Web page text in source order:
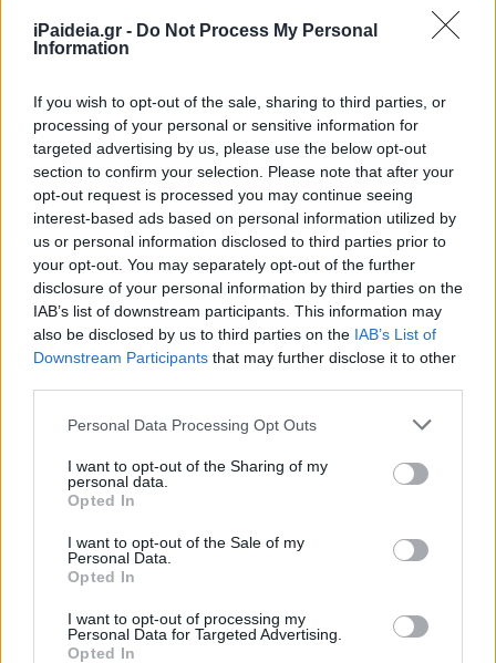
iPaideia.gr - Do Not Process My Personal
Information
If you wish to opt-out of the sale, sharing to third parties, or
processing of your personal or sensitive information for
targeted advertising by us, please use the below opt-out
section to confirm your selection. Please note that after your
opt-out request is processed you may continue seeing
interest-based ads based on personal information utilized by
us or personal information disclosed to third parties prior to
your opt-out. You may separately opt-out of the further
disclosure of your personal information by third parties on the
IAB’s list of downstream participants. This information may
also be disclosed by us to third parties on the IAB’s List of
Downstream Participants that may further disclose it to other
Please note that this website/app uses one or more Google
not limited to your visit or usage behaviour. You may click to
grant or deny consent to Google and its third-party tags to
use your data for below specified purposes in below Google
consent section.
Personal Data Processing Opt Outs
I want to opt-out of the Sharing of my
personal data.
Opted In
I want to opt-out of the Sale of my
Personal Data.
Opted In
I want to opt-out of processing my
Personal Data for Targeted Advertising.
Opted In
Κοινωνία Της Πληροφορίας
Copyright © 2012 - 2026 iPaideia.gr. All rights reserved.
Developed by Nuevvo